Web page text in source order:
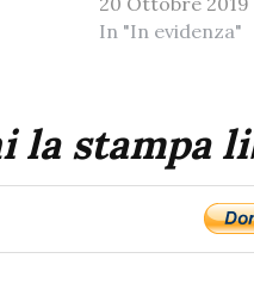
In "In evidenza"
la stampa